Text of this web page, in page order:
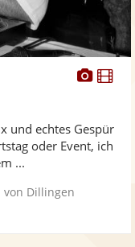
Fotos
und echtes Gespür
oder Event, ich
...
von Dillingen